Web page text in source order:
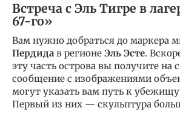
Встреча с Эль Тигре в
67-го»
Вам нужно добраться до маркера
Пердида в регионе Эль Эсте.
эту часть острова вы получите на
сообщение с изображениями
могут указать вам путь к
Первый из них — скульптура